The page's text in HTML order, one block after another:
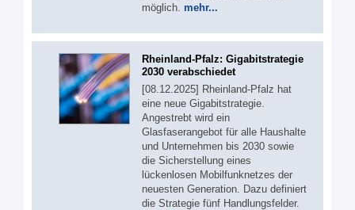
möglich. mehr...
Rheinland-Pfalz: Gigabitstrategie
2030 verabschiedet
[08.12.2025] Rheinland-Pfalz hat
eine neue Gigabitstrategie.
Angestrebt wird ein
Glasfaserangebot für alle Haushalte
und Unternehmen bis 2030 sowie
die Sicherstellung eines
lückenlosen Mobilfunknetzes der
neuesten Generation. Dazu definiert
die Strategie fünf Handlungsfelder.